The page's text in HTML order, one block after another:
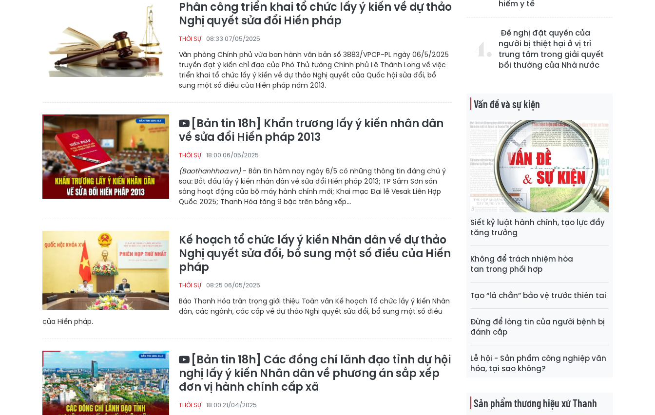
Phân công triển khai tổ chức lấy ý kiến về dự thảo
Nghị quyết sửa đổi Hiến pháp
THỜI SỰ 08:33 07/05/2025
Văn phòng Chính phủ vừa ban hành văn bản số 3883/VPCP-PL ngày 06/5/2025
truyền đạt ý kiến chỉ đạo của Phó Thủ tướng Chính phủ Lê Thành Long về việc
triển khai tổ chức lấy ý kiến về dự thảo Nghị quyết của Quốc hội sửa đổi, bổ
sung một số điều của Hiến pháp năm 2013.
[Bản tin 18h] Khẩn trương lấy ý kiến nhân dân
về sửa đổi Hiến pháp 2013
THỜI SỰ 18:00 06/05/2025
(Baothanhhoa.vn)- Bản tin hôm nay ngày 6/5 có những thông tin đáng chú ý
sau: Bắt đầu lấy ý kiến nhân dân về sửa đổi Hiến pháp 2013; TP Sầm Sơn sẵn
sàng hoạt động của bộ máy hành chính mới; Khai mạc Đại lễ Vesak Liên Hợp
Quốc 2025; Thanh Hóa tăng 9 bậc trên bảng xếp...
Kế hoạch tổ chức lấy ý kiến Nhân dân về dự thảo
Nghị quyết sửa đổi, bổ sung một số điều của Hiến
pháp
THỜI SỰ 08:25 06/05/2025
Báo Thanh Hóa trân trọng giới thiệu Toàn văn Kế hoạch Tổ chức lấy ý kiến Nhân
dân, các ngành, các cấp về dự thảo Nghị quyết sửa đổi, bổ sung một số điều
của Hiến pháp.
[Bản tin 18h] Các đồng chí lãnh đạo tỉnh dự hội
nghị lấy ý kiến Nhân dân về phương án sắp xếp
đơn vị hành chính cấp xã
THỜI SỰ 18:00 21/04/2025
hiểm y tế
Đề nghị đặt quyền của
người bị thiệt hại ở vị trí
trung tâm trong giải quyết
bồi thường của Nhà nước
Vấn đề và sự kiện
Siết kỷ luật hành chính, tạo lực đẩy
tăng trưởng
Không để trách nhiệm hòa
tan trong phối hợp
Tạo “lá chắn” bảo vệ trước thiên tai
Đừng để lòng tin của người bệnh bị
đánh cắp
Lễ hội - Sản phẩm công nghiệp văn
hóa, tại sao không?
Sản phẩm thương hiệu xứ Thanh